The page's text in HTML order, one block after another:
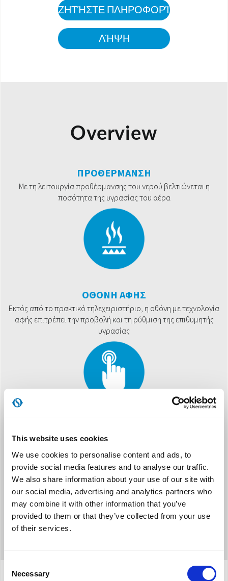
This website uses cookies
We use cookies to personalise content and ads, to
provide social media features and to analyse our traffic.
We also share information about your use of our site with
our social media, advertising and analytics partners who
may combine it with other information that you’ve
provided to them or that they’ve collected from your use
of their services.
Selection
Necessary
ΖΗΤΉΣΤΕ ΠΛΗΡΟΦΟΡΊΕΣ
ΛΉΨΗ
Overview
ΠΡΟΘΕΡΜΑΝΣΗ
Με τη λειτουργία προθέρμανσης του νερού βελτιώνεται η
ποσότητα της υγρασίας του αέρα
ΟΘΟΝΗ ΑΦΗΣ
Εκτός από το πρακτικό τηλεχειριστήριο, η οθόνη με τεχνολογία
αφής επιτρέπει την προβολή και τη ρύθμιση της επιθυμητής
υγρασίας
Χάρη στη μέγιστη ευελιξία της παροχής του ατμού, μπορείτε να
ρυθμίσετε την επιθυμητή υγρασία από 40% έως 70%